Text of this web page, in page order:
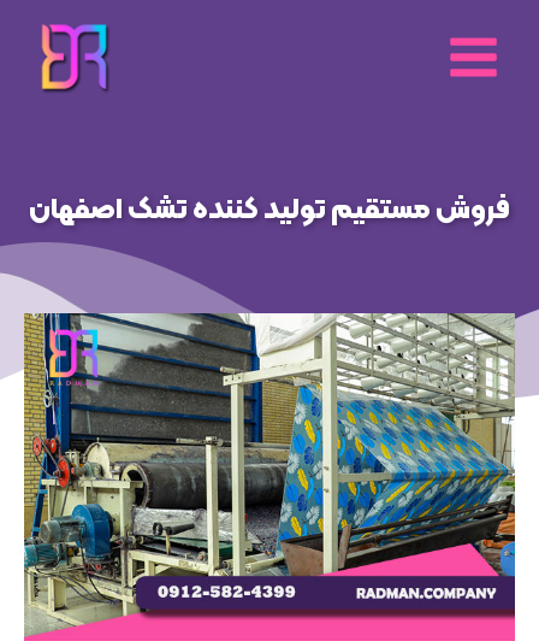
محتوا
فروش مستقیم تولید کننده تشک اصفهان